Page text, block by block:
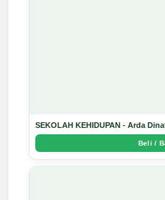
SEKOLAH KEHIDUPAN - Arda
Beli /